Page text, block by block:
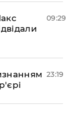
09:29
23:19